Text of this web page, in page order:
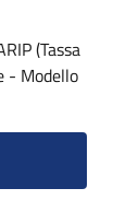
(Tassa
- Modello